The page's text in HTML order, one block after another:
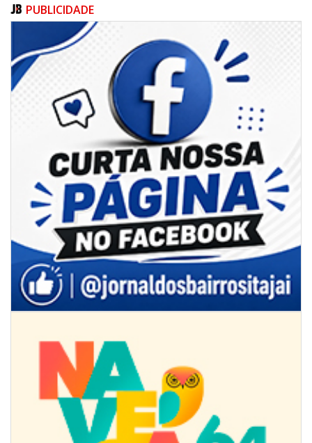
09/08/2026 | 07:00
Projeto BC em Traços está com inscrições abertas
ITAJAÍ
PUBLICIDADE